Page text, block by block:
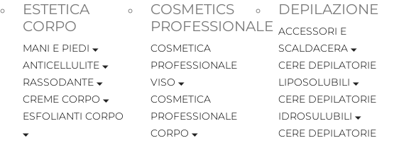
ESTETICA
CORPO
MANI E PIEDI
ANTICELLULITE
RASSODANTE
CREME CORPO
ESFOLIANTI CORPO
COSMETICS
PROFESSIONALE
COSMETICA
PROFESSIONALE
VISO
COSMETICA
PROFESSIONALE
CORPO
DEPILAZIONE
ACCESSORI E
SCALDACERA
CERE DEPILATORIE
LIPOSOLUBILI
CERE DEPILATORIE
IDROSULUBILI
CERE DEPILATORIE